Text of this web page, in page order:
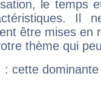
le temps
Il
être mises en
thème qui
: cette